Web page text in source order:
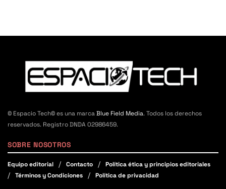
© Espacio Tech© es una marcaBlue Field Media. Todos los derechos
reservados. Registro DNDA 02986459.
SOBRE NOSOTROS
Equipo editorial Contacto
Política ética y principios editoriales
Términos y Condiciones
Política de privacidad